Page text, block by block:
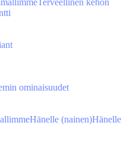
Terveellinen kehon
ominaisuudet
Hänelle (nainen)Hänelle